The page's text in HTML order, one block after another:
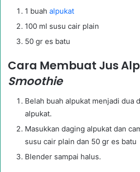
1 buah alpukat
100 ml susu cair plain
50 gr es batu
Cara Membuat Jus
Smoothie
Belah buah alpukat menjadi dua
alpukat.
Masukkan daging alpukat dan
susu cair plain dan 50 gr es batu
Blender sampai halus.